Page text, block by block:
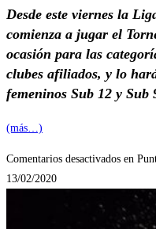
Desde este viernes la
comienza a jugar el
ocasión para las
clubes afiliados, y lo
femeninos Sub 12 y
(más…)
Comentarios desactivados en
13/02/2020